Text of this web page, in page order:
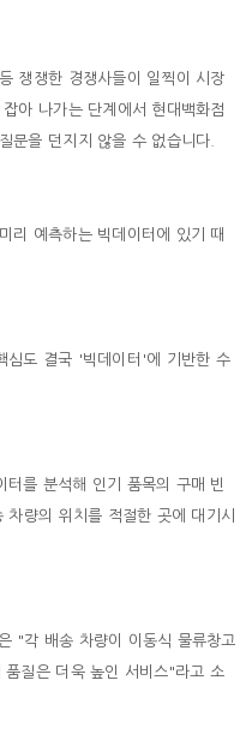
쟁쟁한 경쟁사들이 일찍이 시장
아 나가는 단계에서 현대백화점
문을 던지지 않을 수 없습니다.
리 예측하는 빅데이터에 있기 때
심도 결국 '빅데이터'에 기반한 수
터를 분석해 인기 품목의 구매 빈
량의 위치를 적절한 곳에 대기시
"각 배송 차량이 이동식 물류창고
질은 더욱 높인 서비스"라고 소